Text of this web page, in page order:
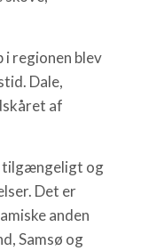
i regionen blev
Dale,
af
tilgængeligt og
Det er
anden
Samsø og